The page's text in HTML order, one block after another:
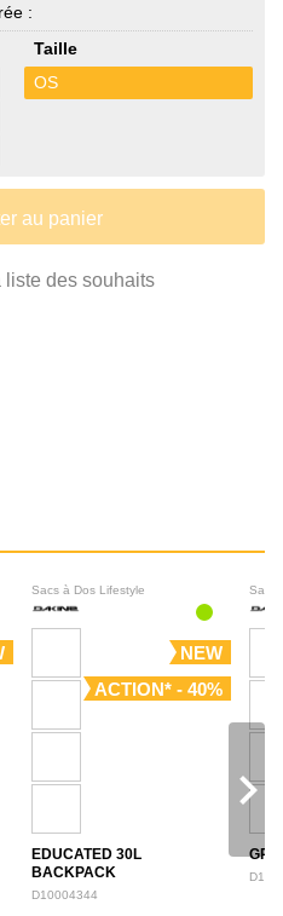
:
Taille
OS
au panier
liste des souhaits
Sacs à Dos Lifestyle
NEW
ACTION* - 40%
EDUCATED 30L
BACKPACK
D10004344
Sacs
navigate_next